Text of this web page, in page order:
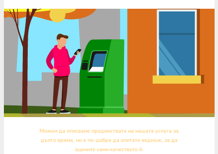
Можем да описваме предимствата на нашата услуга за
дълго време, но е по-добре да опитате веднъж, за да
оцените сами качеството й.